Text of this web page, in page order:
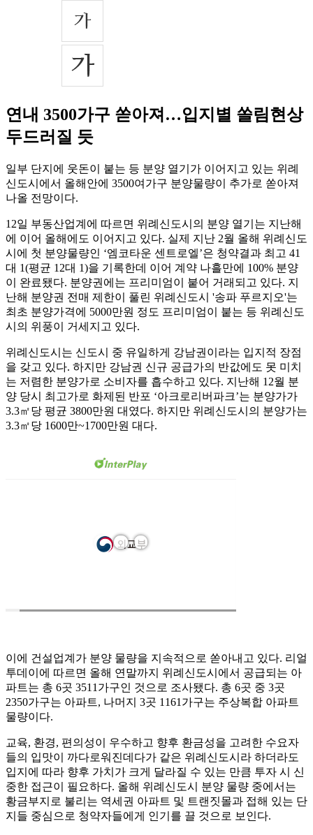
연내 3500가구 쏟아져…입지별 쏠림현상
두드러질 듯
일부 단지에 웃돈이 붙는 등 분양 열기가 이어지고 있는 위례
신도시에서 올해안에 3500여가구 분양물량이 추가로 쏟아져
나올 전망이다.
12일 부동산업계에 따르면 위례신도시의 분양 열기는 지난해
에 이어 올해에도 이어지고 있다. 실제 지난 2월 올해 위례신도
시에 첫 분양물량인 ‘엠코타운 센트로엘’은 청약결과 최고 41
대 1(평균 12대 1)을 기록한데 이어 계약 나흘만에 100% 분양
이 완료됐다. 분양권에는 프리미엄이 붙어 거래되고 있다. 지
난해 분양권 전매 제한이 풀린 위례신도시 '송파 푸르지오'는
최초 분양가격에 5000만원 정도 프리미엄이 붙는 등 위례신도
시의 위풍이 거세지고 있다.
위례신도시는 신도시 중 유일하게 강남권이라는 입지적 장점
을 갖고 있다. 하지만 강남권 신규 공급가의 반값에도 못 미치
는 저렴한 분양가로 소비자를 흡수하고 있다. 지난해 12월 분
양 당시 최고가로 화제된 반포 ‘아크로리버파크’는 분양가가
3.3㎡당 평균 3800만원 대였다. 하지만 위례신도시의 분양가는
3.3㎡당 1600만~1700만원 대다.
이에 건설업계가 분양 물량을 지속적으로 쏟아내고 있다. 리얼
투데이에 따르면 올해 연말까지 위례신도시에서 공급되는 아
파트는 총 6곳 3511가구인 것으로 조사됐다. 총 6곳 중 3곳
2350가구는 아파트, 나머지 3곳 1161가구는 주상복합 아파트
물량이다.
교육, 환경, 편의성이 우수하고 향후 환금성을 고려한 수요자
들의 입맛이 까다로워진데다가 같은 위례신도시라 하더라도
입지에 따라 향후 가치가 크게 달라질 수 있는 만큼 투자 시 신
중한 접근이 필요하다. 올해 위례신도시 분양 물량 중에서는
황금부지로 불리는 역세권 아파트 및 트랜짓몰과 접해 있는 단
지들 중심으로 청약자들에게 인기를 끌 것으로 보인다.